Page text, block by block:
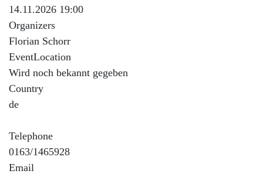
14.11.2026 19:00
Organizers
Florian Schorr
EventLocation
Wird noch bekannt gegeben
Country
de
Telephone
0163/1465928
Email